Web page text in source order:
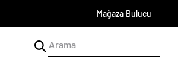
Mağaza Bulucu